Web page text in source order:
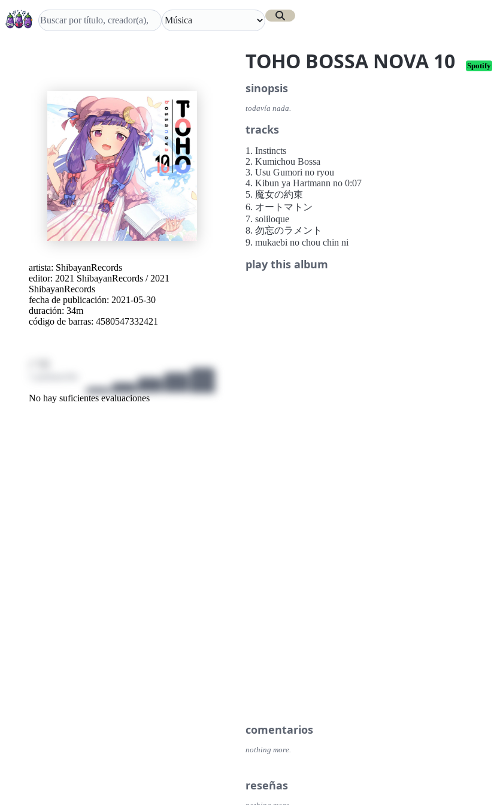
TOHO BOSSA NOVA 10
Spotify
artista: ShibayanRecords
editor: 2021 ShibayanRecords / 2021
ShibayanRecords
fecha de publicación: 2021-05-30
duración: 34m
código de barras: 4580547332421
No hay suficientes evaluaciones
sinopsis
todavía nada.
tracks
1. Instincts
2. Kumichou Bossa
3. Usu Gumori no ryou
4. Kibun ya Hartmann no 0:07
5. 魔女の約束
6. オートマトン
7. soliloque
8. 勿忘のラメント
9. mukaebi no chou chin ni
play this album
comentarios
nothing more.
reseñas